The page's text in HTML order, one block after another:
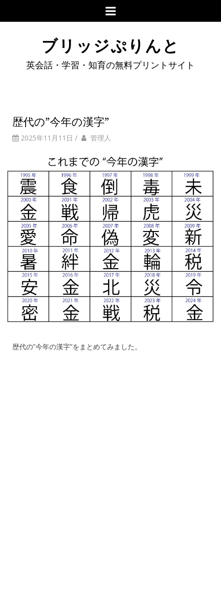
ブリッジぷりんと
英会話・学習・知育の無料プリントサイト
歴代の”今年の漢字”
2025年11月11日 / 管理人
歴代の”今年の漢字”をまとめてみました。